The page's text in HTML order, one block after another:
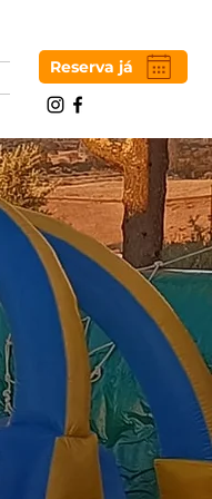
Reserva já